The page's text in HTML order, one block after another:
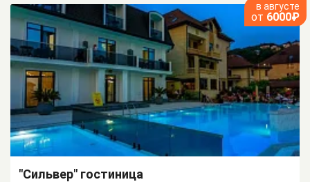
в августе
от 6000₽
"Сильвер" гостиница